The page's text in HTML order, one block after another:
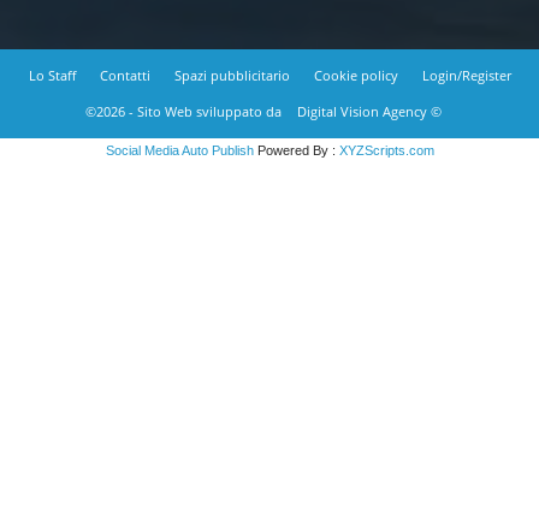
Lo Staff Contatti Spazi pubblicitario Cookie policy
Login/Register
©2026 - Sito Web sviluppato da
Digital Vision Agency ©
Social Media Auto PublishPowered By : XYZScripts.com